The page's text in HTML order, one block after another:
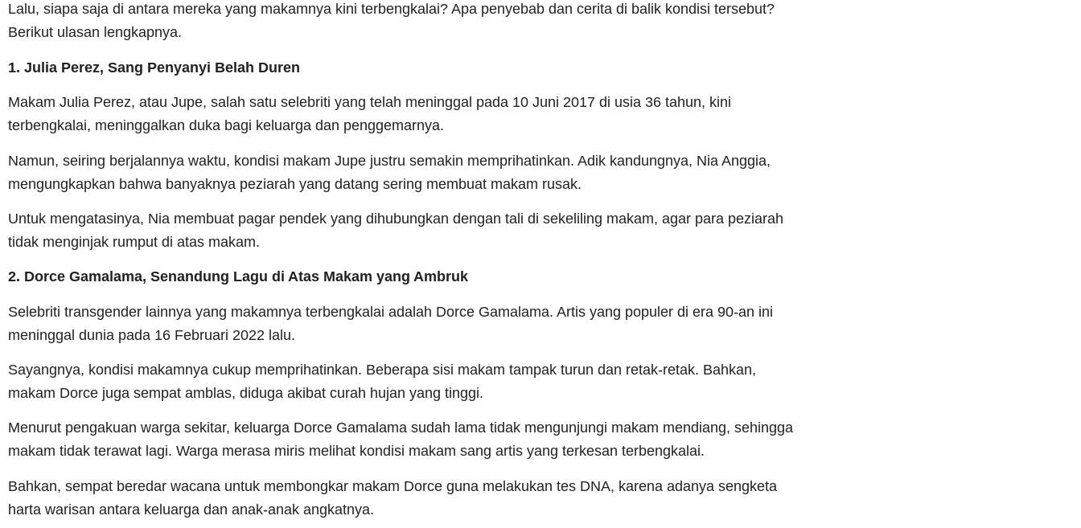
Lalu, siapa saja di antara mereka yang makamnya kini terbengkalai? Apa penyebab dan cerita di balik kondisi tersebut?
Berikut ulasan lengkapnya.
1. Julia Perez, Sang Penyanyi Belah Duren
Makam Julia Perez, atau Jupe, salah satu selebriti yang telah meninggal pada 10 Juni 2017 di usia 36 tahun, kini
terbengkalai, meninggalkan duka bagi keluarga dan penggemarnya.
Namun, seiring berjalannya waktu, kondisi makam Jupe justru semakin memprihatinkan. Adik kandungnya, Nia Anggia,
mengungkapkan bahwa banyaknya peziarah yang datang sering membuat makam rusak.
Untuk mengatasinya, Nia membuat pagar pendek yang dihubungkan dengan tali di sekeliling makam, agar para peziarah
tidak menginjak rumput di atas makam.
2. Dorce Gamalama, Senandung Lagu di Atas Makam yang Ambruk
Selebriti transgender lainnya yang makamnya terbengkalai adalah Dorce Gamalama. Artis yang populer di era 90-an ini
meninggal dunia pada 16 Februari 2022 lalu.
Sayangnya, kondisi makamnya cukup memprihatinkan. Beberapa sisi makam tampak turun dan retak-retak. Bahkan,
makam Dorce juga sempat amblas, diduga akibat curah hujan yang tinggi.
Menurut pengakuan warga sekitar, keluarga Dorce Gamalama sudah lama tidak mengunjungi makam mendiang, sehingga
makam tidak terawat lagi. Warga merasa miris melihat kondisi makam sang artis yang terkesan terbengkalai.
Bahkan, sempat beredar wacana untuk membongkar makam Dorce guna melakukan tes DNA, karena adanya sengketa
harta warisan antara keluarga dan anak-anak angkatnya.